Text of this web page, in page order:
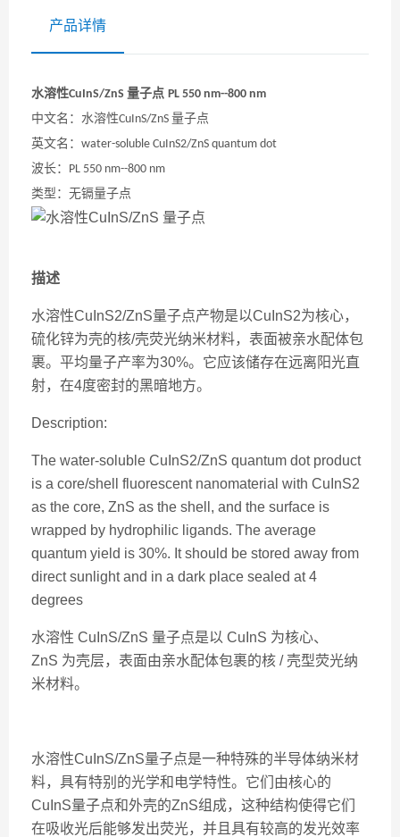
产品详情
水溶性CuInS/ZnS 量子点 PL 550 nm--800 nm
中文名： 水溶性CuInS/ZnS 量子点
英文名： water-soluble CuInS2/ZnS quantum dot
波长： PL 550 nm--800 nm
类型： 无镉量子点
描述
水溶性CuInS2/ZnS量子点产物是以CuInS2为核心，
硫化锌为壳的核/壳荧光纳米材料，表面被亲水配体包
裹。平均量子产率为30%。它应该储存在远离阳光直
射，在4度密封的黑暗地方。
Description:
The water-soluble CuInS2/ZnS quantum dot product
is a core/shell fluorescent nanomaterial with CuInS2
as the core, ZnS as the shell, and the surface is
wrapped by hydrophilic ligands. The average
quantum yield is 30%. It should be stored away from
direct sunlight and in a dark place sealed at 4
degrees
水溶性 CuInS/ZnS 量子点是以 CuInS 为核心、
ZnS 为壳层，表面由亲水配体包裹的核 / 壳型荧光纳
米材料。
水溶性CuInS/ZnS量子点是一种特殊的半导体纳米材
料，具有特别的光学和电学特性。它们由核心的
CuInS量子点和外壳的ZnS组成，这种结构使得它们
在吸收光后能够发出荧光，并且具有较高的发光效率